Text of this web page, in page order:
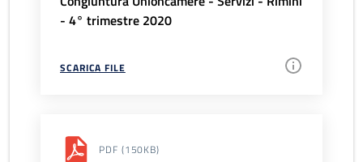
- 4° trimestre 2020
SCARICA FILE
PDF (150KB)